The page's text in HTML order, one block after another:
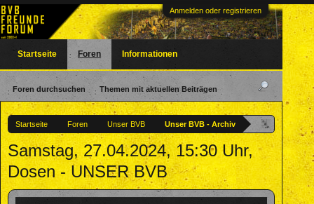
Anmelden oder registrieren
Startseite Foren Unser BVB Unser BVB - Archiv
Samstag, 27.04.2024, 15:30 Uhr,
Dosen - UNSER BVB
Startseite Foren
Foren durchsuchen Themen mit aktuellen Beiträgen
Informationen